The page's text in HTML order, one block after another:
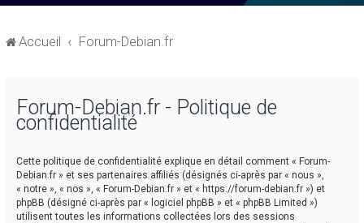
Accueil Forum-Debian.fr
Forum-Debian.fr - Politique de
confidentialité
Cette politique de confidentialité explique en détail comment « Forum-
Debian.fr » et ses partenaires affiliés (désignés ci-après par « nous »,
« notre », « nos », « Forum-Debian.fr » et « https://forum-debian.fr ») et
phpBB (désigné ci-après par « logiciel phpBB » et « phpBB Limited »)
utilisent toutes les informations collectées lors des sessions